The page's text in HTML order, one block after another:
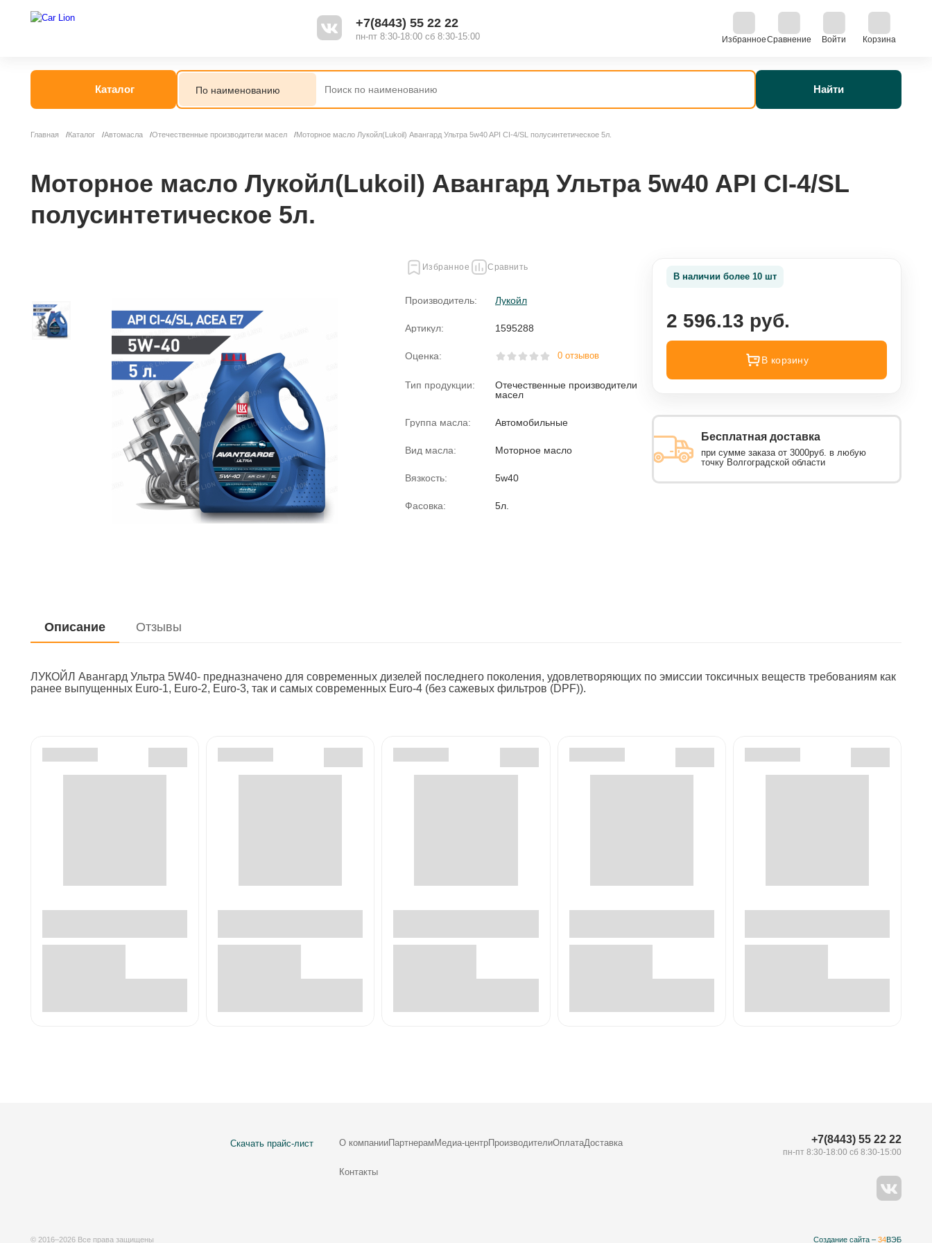
+7(8443) 55 22 22
пн-пт 8:30-18:00 сб 8:30-15:00 ИзбранноеСравнение Войти Корзина
Каталог Найти
Главная Каталог Автомасла Отечественные производители масел Моторное масло Лукойл(Lukoil) Авангард Ультра 5w40 API CI-4/SL полусинтетическое 5л.
Моторное масло Лукойл(Lukoil) Авангард Ультра 5w40 API CI-4/SL
полусинтетическое 5л.
Избранное Сравнить
Производитель: Лукойл
Артикул: 1595288
Оценка: 0 отзывов
Тип продукции:
Отечественные производители
масел
Группа масла: Автомобильные
Вид масла: Моторное масло
Вязкость: 5w40
Фасовка: 5л.
В наличии более 10 шт
2 596.13 руб.
В корзину
Бесплатная доставка
при сумме заказа от 3000руб. в любую
точку Волгоградской области
Описание Отзывы
ЛУКОЙЛ Авангард Ультра 5W40- предназначено для современных дизелей последнего поколения, удовлетворяющих по эмиссии токсичных веществ требованиям как
ранее выпущенных Euro-1, Euro-2, Euro-3, так и самых современных Euro-4 (без сажевых фильтров (DPF)).
Скачать прайс-лист О компанииПартнерам Медиа-центрПроизводителиОплатаДоставка
Контакты
+7(8443) 55 22 22
пн-пт 8:30-18:00 сб 8:30-15:00
© 2016–2026 Все права защищены Создание сайта – 34ВЭБ